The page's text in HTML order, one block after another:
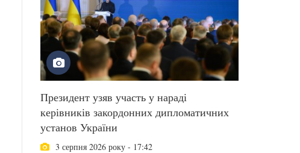
Президент узяв участь у нараді
керівників закордонних дипломатичних
установ України
3 серпня 2026 року - 17:42